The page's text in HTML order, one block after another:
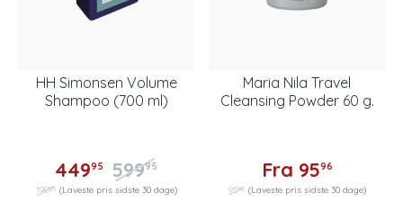
HH Simonsen Volume
Shampoo (700 ml)
44995 59995
19895 (Laveste pris sidste 30 dage)
Maria Nila Travel
Cleansing Powder 60 g.
Fra 9596
9596 (Laveste pris sidste 30 dage)